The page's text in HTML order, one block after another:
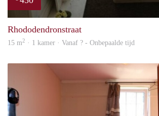
Rhododendronstraat
15 m2 · 1 kamer · Vanaf ? - Onbepaalde tijd